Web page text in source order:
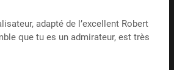
adapté de l’excellent Robert
que tu es un admirateur, est très